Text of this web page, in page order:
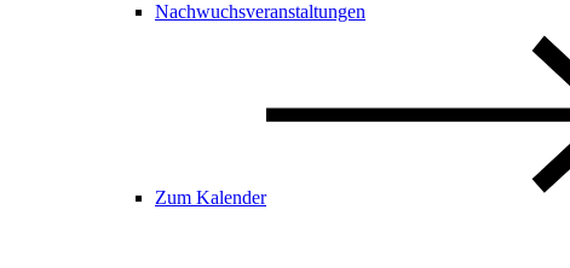
Nachwuchsveranstaltungen
Zum Kalender